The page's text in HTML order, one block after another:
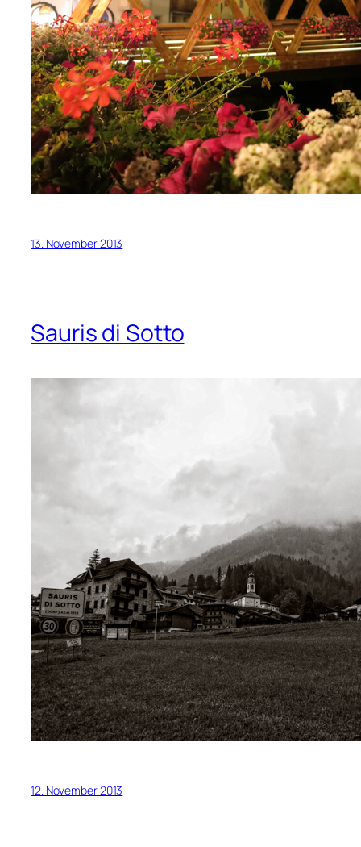
13. November 2013
Sauris di Sotto
12. November 2013